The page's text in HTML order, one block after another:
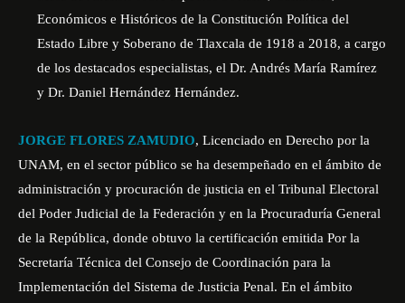
Económicos e Históricos de la Constitución Política del
Estado Libre y Soberano de Tlaxcala de 1918 a 2018, a cargo
de los destacados especialistas, el Dr. Andrés María Ramírez
y Dr. Daniel Hernández Hernández.
JORGE FLORES ZAMUDIO, Licenciado en Derecho por la
UNAM, en el sector público se ha desempeñado en el ámbito de
administración y procuración de justicia en el Tribunal Electoral
del Poder Judicial de la Federación y en la Procuraduría General
de la República, donde obtuvo la certificación emitida Por la
Secretaría Técnica del Consejo de Coordinación para la
Implementación del Sistema de Justicia Penal. En el ámbito